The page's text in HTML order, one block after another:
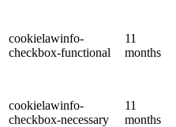
cookielawinfo-
checkbox-functional
11
months
cookielawinfo-
checkbox-necessary
11
months